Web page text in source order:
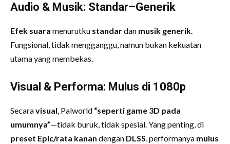
Audio & Musik: Standar–Generik
Efek suara menurutku standardan musik generik.
Fungsional, tidak mengganggu, namun bukan kekuatan
utama yang membekas.
Visual & Performa: Mulus di 1080p
Secaravisual, Palworld “seperti game 3D pada
umumnya”—tidak buruk, tidak spesial. Yang penting, di
preset Epic/rata kanan dengan DLSS, performanya mulus